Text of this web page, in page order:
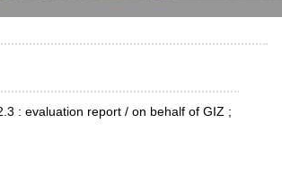
: evaluation report / on behalf of GIZ ;